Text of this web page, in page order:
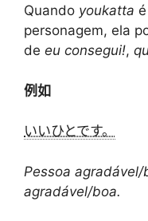
Quando youkatta
personagem, ela
de eu consegui!,
例如
いいひとです。
Pessoa agradável/
agradável/boa.